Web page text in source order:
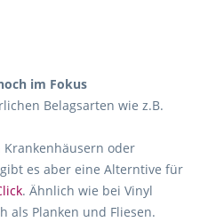
im Fokus
Belagsarten wie z.B.
oder
es aber eine Alterntive für
. Ähnlich wie bei Vinyl
als Planken und Fliesen.